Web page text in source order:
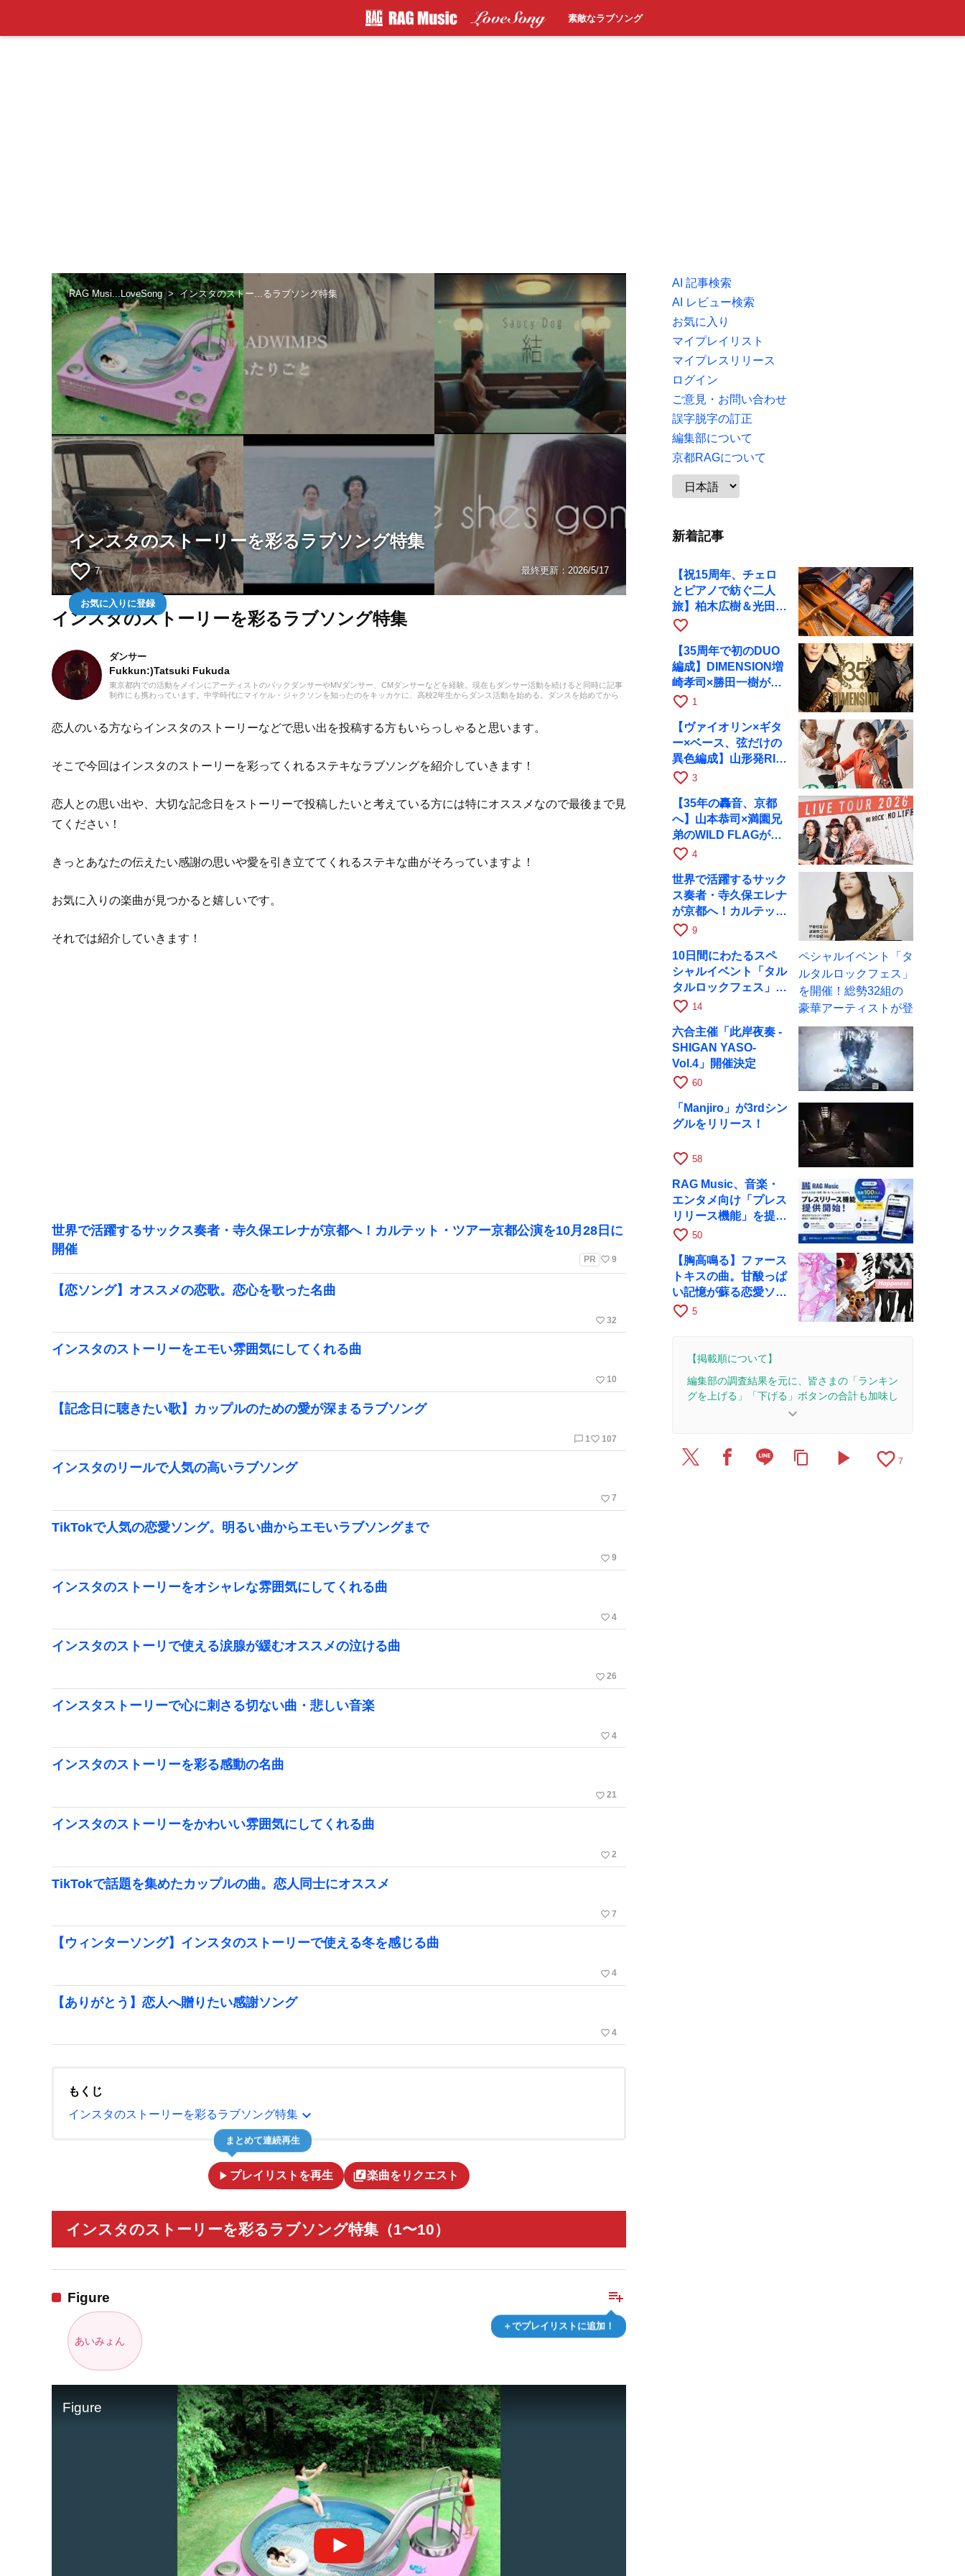
素敵なラブソング
RAG Musi...LoveSong インスタのストー...るラブソング特集
インスタのストーリーを彩るラブソング特集
favorite_border 7
お気に入りに登録
最終更新： 2026/5/17
インスタのストーリーを彩るラブソング特集
ダンサー
Fukkun:)Tatsuki Fukuda
東京都内での活動をメインにアーティストのバックダンサーやMVダンサー、CMダンサーなどを経験。現在もダンサー活動を続けると同時に記事
制作にも携わっています。中学時代にマイケル・ジャクソンを知ったのをキッカケに、高校2年生からダンス活動を始める。ダンスを始めてから
幅広くの音楽を好んで聴きます。
恋人のいる方ならインスタのストーリーなどで思い出を投稿する方もいらっしゃると思います。
そこで今回はインスタのストーリーを彩ってくれるステキなラブソングを紹介していきます！
恋人との思い出や、大切な記念日をストーリーで投稿したいと考えている方には特にオススメなので最後まで見
てください！
きっとあなたの伝えたい感謝の思いや愛を引き立ててくれるステキな曲がそろっていますよ！
お気に入りの楽曲が見つかると嬉しいです。
それでは紹介していきます！
世界で活躍するサックス奏者・寺久保エレナが京都へ！カルテット・ツアー京都公演を10月28日に
開催
PR favorite_border 9
【恋ソング】オススメの恋歌。恋心を歌った名曲
favorite_border 32
インスタのストーリーをエモい雰囲気にしてくれる曲
favorite_border 10
【記念日に聴きたい歌】カップルのための愛が深まるラブソング
chat_bubble_outline 1 favorite_border 107
インスタのリールで人気の高いラブソング
favorite_border 7
TikTokで人気の恋愛ソング。明るい曲からエモいラブソングまで
favorite_border 9
インスタのストーリーをオシャレな雰囲気にしてくれる曲
favorite_border 4
インスタのストーリで使える涙腺が緩むオススメの泣ける曲
favorite_border 26
インスタストーリーで心に刺さる切ない曲・悲しい音楽
favorite_border 4
インスタのストーリーを彩る感動の名曲
favorite_border 21
インスタのストーリーをかわいい雰囲気にしてくれる曲
favorite_border 2
TikTokで話題を集めたカップルの曲。恋人同士にオススメ
favorite_border 7
【ウィンターソング】インスタのストーリーで使える冬を感じる曲
favorite_border 4
【ありがとう】恋人へ贈りたい感謝ソング
favorite_border 4
もくじ
インスタのストーリーを彩るラブソング特集 expand_more
play_arrow プレイリストを再生
まとめて連続再生
library_music楽曲をリクエスト
インスタのストーリーを彩るラブソング特集（1〜10）
playlist_add
＋でプレイリストに追加！
Figure
あいみょん
Figure
AI 記事検索
AI レビュー検索
お気に入り
マイプレイリスト
マイプレスリリース
ログイン
ご意見・お問い合わせ
誤字脱字の訂正
編集部について
京都RAGについて
新着記事
【祝15周年、チェロ
とピアノで紡ぐ二人
旅】柏木広樹＆光田健
一が11月12日に京都
favorite_border
【35周年で初のDUO
編成】DIMENSION増
崎孝司×勝田一樹が10
月11日に京都RAGへ
favorite_border 1
【ヴァイオリン×ギタ
ー×ベース、弦だけの
異色編成】山形発RIM
が初全国ツアーで8月
favorite_border 3
【35年の轟音、京都
へ】山本恭司×満園兄
弟のWILD FLAGが8
月6日にRAGでライブ
favorite_border 4
世界で活躍するサック
ス奏者・寺久保エレナ
が京都へ！カルテッ
ト・ツアー京都公演を
favorite_border 9
10日間にわたるスペ
シャルイベント「タル
タルロックフェス」を
開催！総勢32組の豪
favorite_border 14
六合主催「此岸夜奏 -
SHIGAN YASO-
Vol.4」開催決定
favorite_border 60
「Manjiro」が3rdシン
グルをリリース！
favorite_border 58
RAG Music、音楽・
エンタメ向け「プレス
リリース機能」を提供
開始
favorite_border 50
【胸高鳴る】ファース
トキスの曲。甘酸っぱ
い記憶が蘇る恋愛ソン
グ
favorite_border 5
【掲載順について】
編集部の調査結果を元に、皆さまの「ランキン
グを上げる」「下げる」ボタンの合計も加味し
2026/5/17：4本のレビューを追加・更新。
keyboard_arrow_down
content_copy play_arrow favorite_border 7